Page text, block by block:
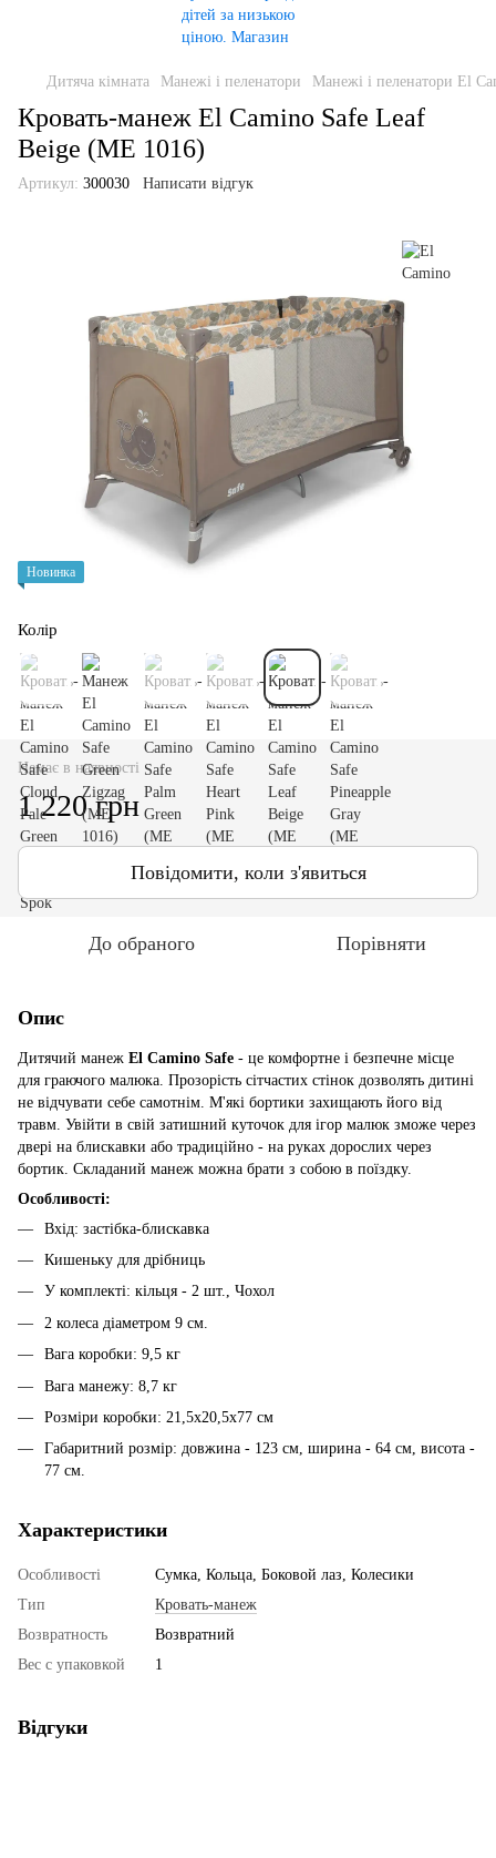
Дитяча кімната Манежі і пеленатори Манежі і пеленатори El
Кровать-манеж El Camino Safe Leaf
Beige (ME 1016)
Артикул: 300030 Написати відгук
Новинка
Колір
Немає в наявності
1 220 грн
Повідомити, коли з'явиться
До обраного Порівняти
Опис
Дитячий манеж El Camino Safe - це комфортне і безпечне місце
для граючого малюка. Прозорість сітчастих стінок дозволять дитині
не відчувати себе самотнім. М'які бортики захищають його від
травм. Увійти в свій затишний куточок для ігор малюк зможе через
двері на блискавки або традиційно - на руках дорослих через
бортик. Складаний манеж можна брати з собою в поїздку.
Особливості:
Вхід: застібка-блискавка
Кишеньку для дрібниць
У комплекті: кільця - 2 шт., Чохол
2 колеса діаметром 9 см.
Вага коробки: 9,5 кг
Вага манежу: 8,7 кг
Розміри коробки: 21,5х20,5х77 см
Габаритний розмір: довжина - 123 см, ширина - 64 см, висота -
77 см.
Характеристики
Особливості
Сумка, Кольца, Боковой лаз, Колесики
Тип
Кровать-манеж
Возвратность
Возвратний
Вес с упаковкой
1
Відгуки